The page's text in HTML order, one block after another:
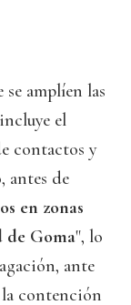
amplíen las
el
contactos y
antes de
en zonas
de Goma", lo
ante
la contención